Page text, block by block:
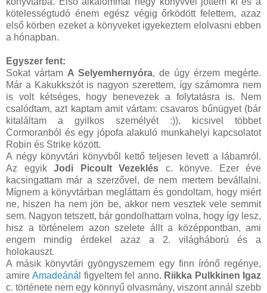
kötelességtudó énem egész végig őrködött felettem, azaz
első körben ezeket a könyveket igyekeztem elolvasni ebben
a hónapban.
Egyszer fent:
Sokat vártam A Selyemhernyóra, de úgy érzem megérte.
Már a Kakukkszót is nagyon szerettem, így számomra nem
is volt kétséges, hogy benevezek a folytatásra is. Nem
csalódtam, azt kaptam amit vártam: csavaros bűnügyet (bár
kitaláltam a gyilkos személyét :)), kicsivel többet
Cormoranból és egy jópofa alakuló munkahelyi kapcsolatot
Robin és Strike között.
A négy könyvtári könyvből kettő teljesen levett a lábamról.
Az egyik Jodi Picoult Vezeklés c. könyve. Ezer éve
kacsingattam már a szerzővel, de nem mertem bevállalni.
Mígnem a könyvtárban megláttam és gondoltam, hogy miért
ne, hiszen ha nem jön be, akkor nem vesztek vele semmit
sem. Nagyon tetszett, bár gondolhattam volna, hogy így lesz,
hisz a történelem azon szelete állt a középpontban, ami
engem mindig érdekel azaz a 2. világháború és a
holokauszt.
A másik könyvtári gyöngyszemem egy finn írónő regénye,
amireAmadeánál figyeltem fel anno. Riikka Pulkkinen Igaz
c. története nem egy könnyű olvasmány, viszont annál szebb